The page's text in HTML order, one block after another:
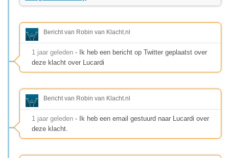
Bericht van Robin van Klacht.nl
1 jaar geleden - Ik heb een bericht op Twitter geplaatst over
deze klacht over Lucardi
Bericht van Robin van Klacht.nl
1 jaar geleden - Ik heb een email gestuurd naar Lucardi over
deze klacht.